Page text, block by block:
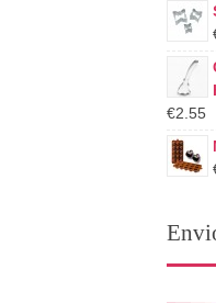
€2.55